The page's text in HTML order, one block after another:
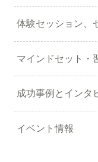
体験セッション、
マインドセット・
成功事例とインタ
イベント情報